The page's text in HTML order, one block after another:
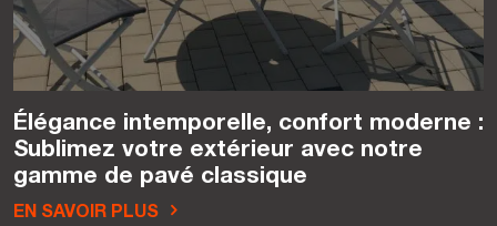
Élégance intemporelle, confort moderne :
Sublimez votre extérieur avec notre
gamme de pavé classique
EN SAVOIR PLUS